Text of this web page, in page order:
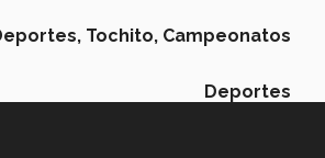
Tochito, Campeonatos
Deportes